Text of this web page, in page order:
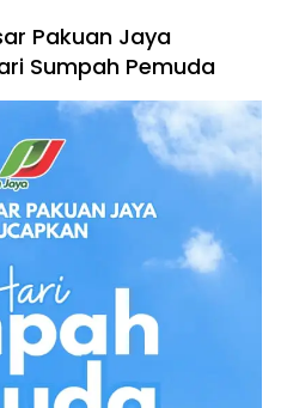
Pakuan Jaya
Sumpah Pemuda